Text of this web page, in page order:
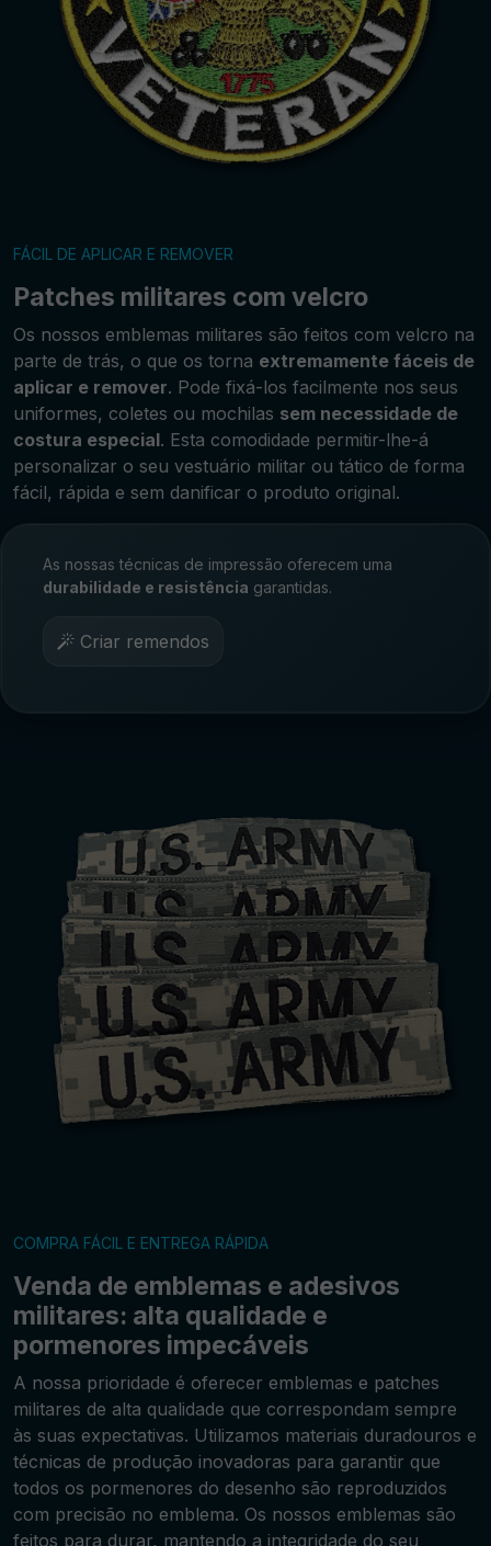
FÁCIL DE APLICAR E REMOVER
Patches militares com velcro
Os nossos emblemas militares são feitos com velcro na
parte de trás, o que os torna extremamente fáceis de
aplicar e remover. Pode fixá-los facilmente nos seus
uniformes, coletes ou mochilas sem necessidade de
costura especial. Esta comodidade permitir-lhe-á
personalizar o seu vestuário militar ou tático de forma
fácil, rápida e sem danificar o produto original.
As nossas técnicas de impressão oferecem uma
durabilidade e resistência garantidas.
Criar remendos
COMPRA FÁCIL E ENTREGA RÁPIDA
Venda de emblemas e adesivos
militares: alta qualidade e
pormenores impecáveis
A nossa prioridade é oferecer emblemas e patches
militares de alta qualidade que correspondam sempre
às suas expectativas. Utilizamos materiais duradouros e
técnicas de produção inovadoras para garantir que
todos os pormenores do desenho são reproduzidos
com precisão no emblema. Os nossos emblemas são
feitos para durar, mantendo a integridade do seu